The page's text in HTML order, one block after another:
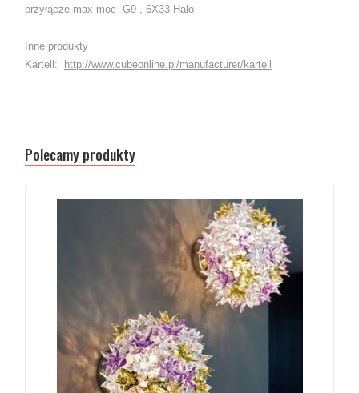
przyłącze max moc- G9 , 6X33 Halo
Inne produkty
Kartell:
http://www.cubeonline.pl/manufacturer/kartell
Polecamy produkty